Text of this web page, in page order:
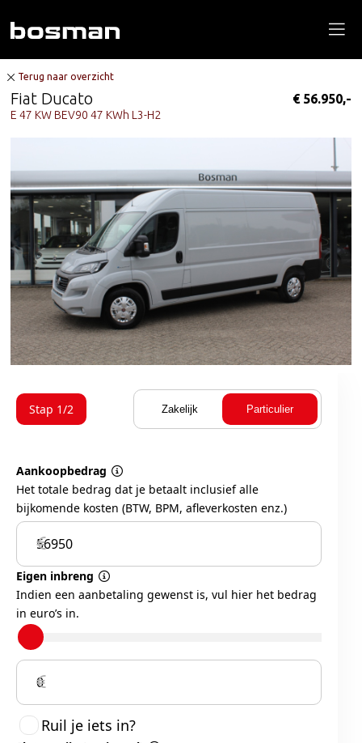
Fiat Ducato € 56.950,-
E 47 KW BEV90 47 KWh L3-H2
Terug naar overzicht